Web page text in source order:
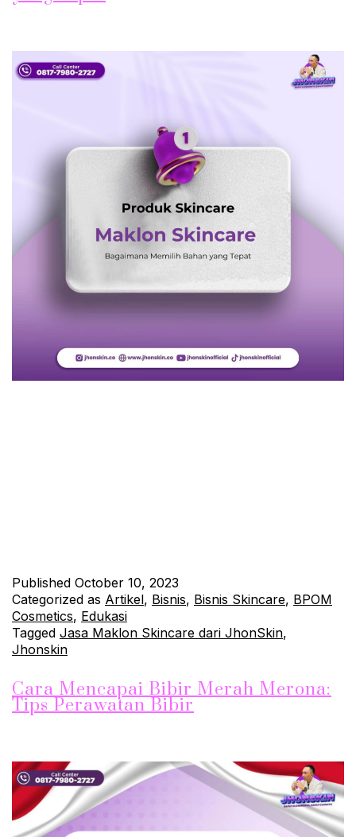
Published October 10, 2023
Categorized as Artikel, Bisnis, Bisnis Skincare, BPOM
Cosmetics, Edukasi
Tagged Jasa Maklon Skincare dari JhonSkin,
Jhonskin
Cara Mencapai Bibir Merah Merona:
Tips Perawatan Bibir